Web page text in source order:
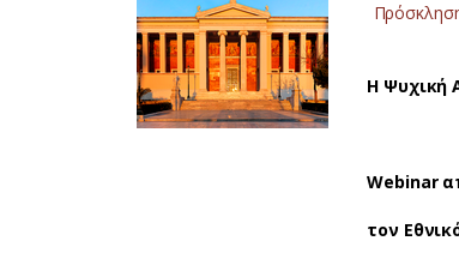
Η Ψυχική
Webinar
τον